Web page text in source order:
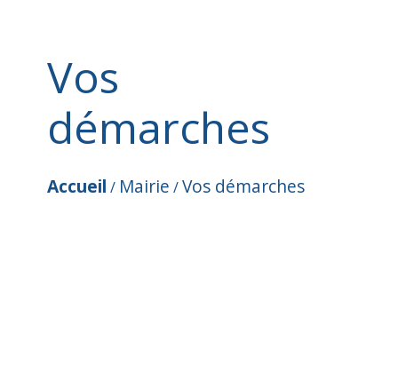
Vos
démarches
Accueil / Mairie /Vos démarches